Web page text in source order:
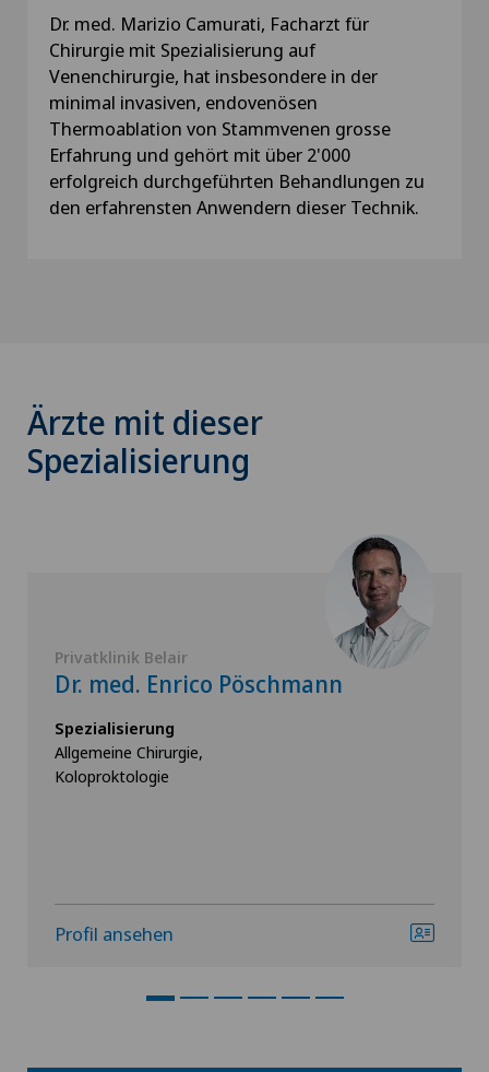
Dr. med. Marizio Camurati, Facharzt für
Chirurgie mit Spezialisierung auf
Venenchirurgie, hat insbesondere in der
minimal invasiven, endovenösen
Thermoablation von Stammvenen grosse
Erfahrung und gehört mit über 2'000
erfolgreich durchgeführten Behandlungen zu
den erfahrensten Anwendern dieser Technik.
Ärzte mit dieser
Spezialisierung
Privatklinik Belair
Dr. med. Enrico Pöschmann
Spezialisierung
Allgemeine Chirurgie,
Koloproktologie
Profil ansehen